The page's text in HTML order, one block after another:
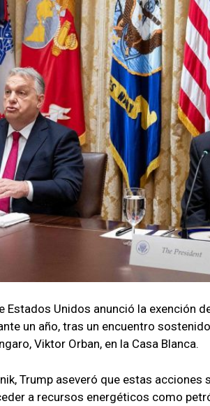
Estados Unidos anunció la exención
un año, tras un encuentro
Viktor Orban, en la Casa Blanca.
Trump aseveró que estas acciones
a recursos energéticos como